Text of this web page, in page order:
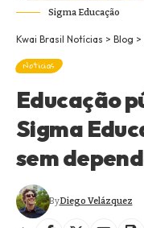
Sigma Educação
Kwai Brasil Notícias > Blog >
Noticias
Educação
Sigma
sem
ByDiego Velázquez